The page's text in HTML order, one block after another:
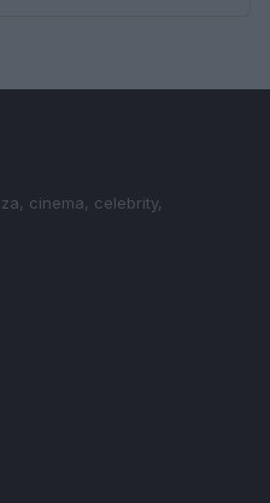
cinema, celebrity,